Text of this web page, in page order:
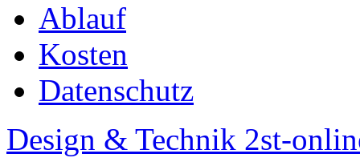
Ablauf
Kosten
Datenschutz
Design & Technik 2st-